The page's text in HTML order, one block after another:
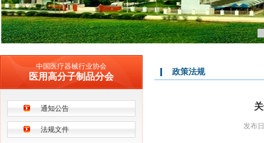
中国医疗器械行业协会
医用高分子制品分会
通知公告
法规文件
政策法规
发布